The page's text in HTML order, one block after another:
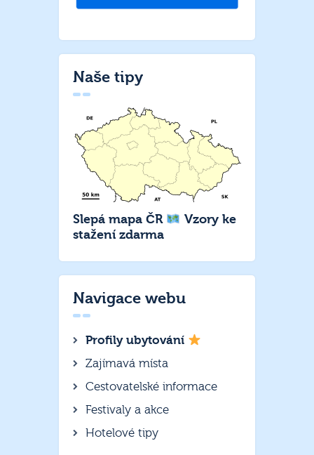
Naše tipy
Slepá mapa ČR
Vzory ke
stažení zdarma
Navigace webu
Profily ubytování
Zajímavá místa
Cestovatelské informace
Festivaly a akce
Hotelové tipy